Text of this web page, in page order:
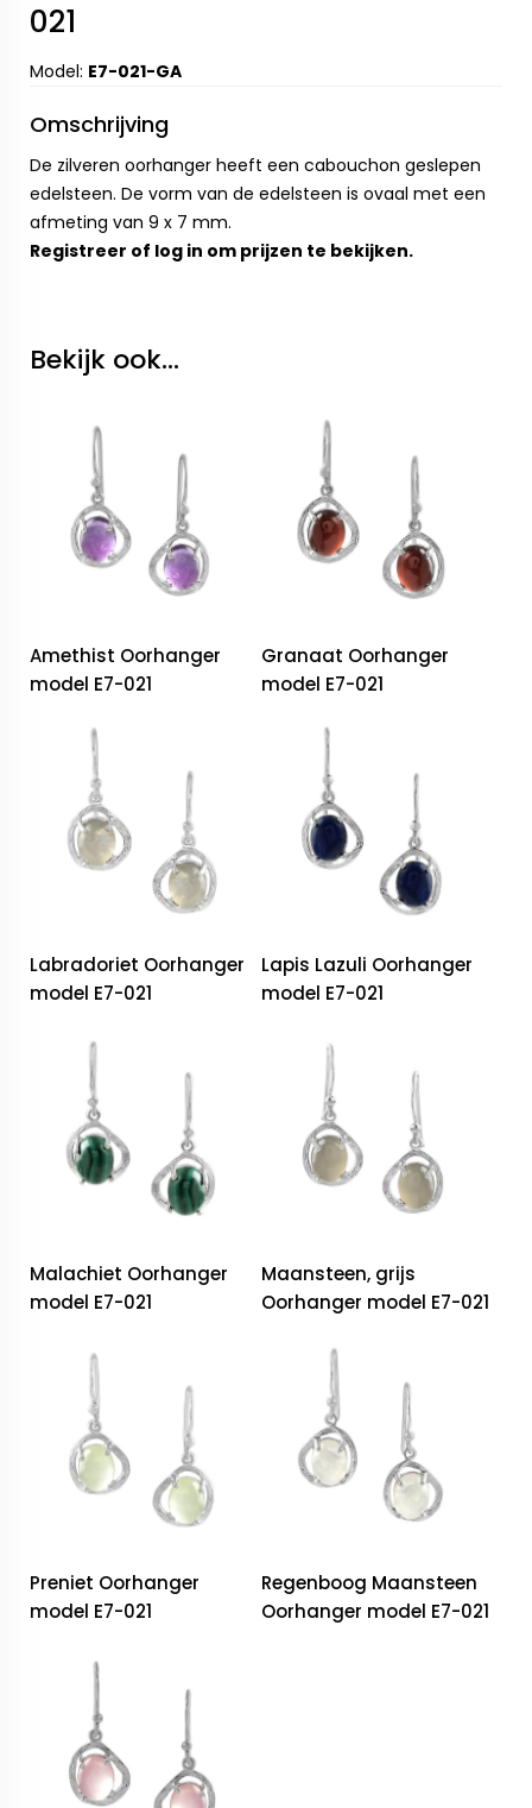
021
Model: E7-021-GA
Omschrijving
De zilveren oorhanger heeft een cabouchon geslepen
edelsteen. De vorm van de edelsteen is ovaal met een
afmeting van 9 x 7 mm.
Registreer of log in om prijzen te bekijken.
Bekijk ook...
Amethist Oorhanger
model E7-021
Granaat Oorhanger
model E7-021
Labradoriet Oorhanger
model E7-021
Lapis Lazuli Oorhanger
model E7-021
Malachiet Oorhanger
model E7-021
Maansteen, grijs
Oorhanger model E7-021
Preniet Oorhanger
model E7-021
Regenboog Maansteen
Oorhanger model E7-021